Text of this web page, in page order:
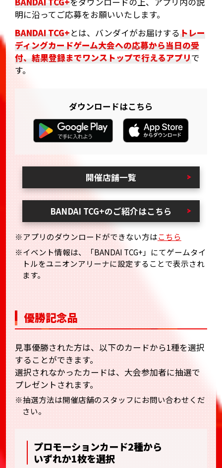
明に沿ってご応募をお願いいたします。
BANDAI TCG+とは、バンダイがお届けする トレー
ディングカードゲーム大会への応募から当日の受
付、結果登録までワンストップで行えるアプリで
す。
ダウンロードはこちら
開催店舗一覧
BANDAI TCG+のご紹介はこちら
※アプリのダウンロードができない方はこちら
※イベント情報は、「BANDAI TCG+」にてゲームタイ
トルをユニオンアリーナに設定することで表示され
ます。
優勝記念品
見事優勝された方は、以下のカードから1種を選択
することができます。
選択されなかったカードは、大会参加者に抽選で
プレゼントされます。
※抽選方法は開催店舗のスタッフにお問い合わせくだ
さい。
プロモーションカード2種から
いずれか1枚を選択